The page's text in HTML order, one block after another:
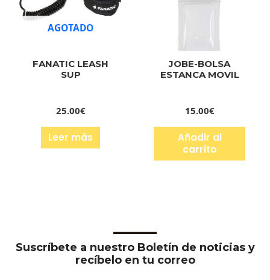
AGOTADO
FANATIC LEASH
SUP
25.00€
Leer más
JOBE-BOLSA
ESTANCA MOVIL
15.00€
Añadir al
carrito
Suscríbete a nuestro Boletín de noticias y
recíbelo en tu correo